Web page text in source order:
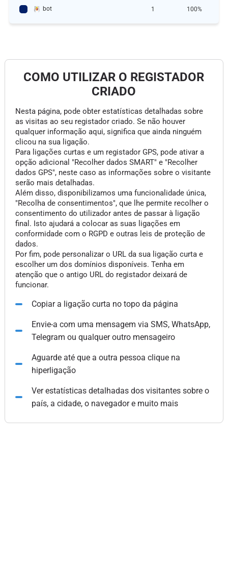
bot 1 100%
COMO UTILIZAR O REGISTADOR
CRIADO
Nesta página, pode obter estatísticas detalhadas sobre
as visitas ao seu registador criado. Se não houver
qualquer informação aqui, significa que ainda ninguém
clicou na sua ligação.
Para ligações curtas e um registador GPS, pode ativar a
opção adicional "Recolher dados SMART" e "Recolher
dados GPS", neste caso as informações sobre o visitante
serão mais detalhadas.
Além disso, disponibilizamos uma funcionalidade única,
"Recolha de consentimentos", que lhe permite recolher o
consentimento do utilizador antes de passar à ligação
final. Isto ajudará a colocar as suas ligações em
conformidade com o RGPD e outras leis de proteção de
dados.
Por fim, pode personalizar o URL da sua ligação curta e
escolher um dos domínios disponíveis. Tenha em
atenção que o antigo URL do registador deixará de
funcionar.
Copiar a ligação curta no topo da página
Envie-a com uma mensagem via SMS, WhatsApp,
Telegram ou qualquer outro mensageiro
Aguarde até que a outra pessoa clique na
hiperligação
Ver estatísticas detalhadas dos visitantes sobre o
país, a cidade, o navegador e muito mais